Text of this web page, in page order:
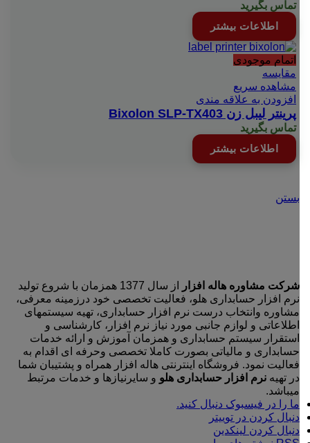
تماس بگیرید
اطلاعات بیشتر
اتمام موجودی
مقایسه
مشاهده سریع
افزودن به علاقه مندی
پرینتر لیبل زن Bixolon SLP-TX403
تماس بگیرید
اطلاعات بیشتر
بستن
شرکت مشاوره هاله افزار
از سال 1377 همزمان با شروع تولید
نرم افزار حسابداری هلو، فعالیت تخصصی خود درزمینه معرفی،
مشاوره وانتخاب درست نرم افزار حسابداری، تهیه سیستمهای
اطلاعاتی و لوازم جانبی مورد نیاز نرم افزار، کارشناسی و
استقرار سیستم حسابداری و همزمان آموزش و ارائه خدمات
حسابداری و مالیاتی بصورت کاملا تخصصی وحرفه ای اقدام به
فعالیت نمود. فروشگاه اینترنتی هاله افزار همراه و پشتیبان شما
در تهیه نرم افزار حسابداری هلو و سایرنیازها و خدمات مرتبط
میباشد.
ما را در فیسبوک دنبال کنید.
دنبال کردن در توییتر
دنبال کردن لینکدین